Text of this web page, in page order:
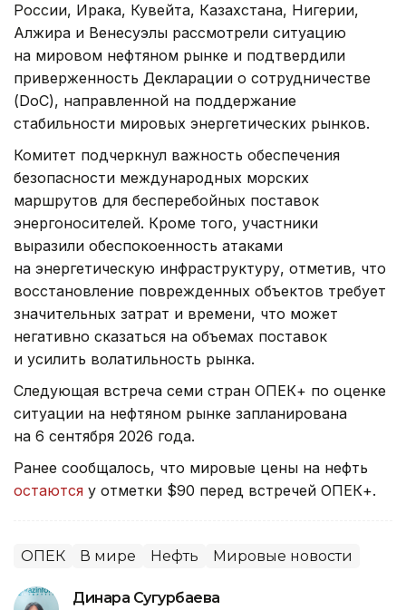
России, Ирака, Кувейта, Казахстана, Нигерии,
Алжира и Венесуэлы рассмотрели ситуацию
на мировом нефтяном рынке и подтвердили
приверженность Декларации о сотрудничестве
(DoC), направленной на поддержание
стабильности мировых энергетических рынков.
Комитет подчеркнул важность обеспечения
безопасности международных морских
маршрутов для бесперебойных поставок
энергоносителей. Кроме того, участники
выразили обеспокоенность атаками
на энергетическую инфраструктуру, отметив, что
восстановление поврежденных объектов требует
значительных затрат и времени, что может
негативно сказаться на объемах поставок
и усилить волатильность рынка.
Следующая встреча семи стран ОПЕК+ по оценке
ситуации на нефтяном рынке запланирована
на 6 сентября 2026 года.
Ранее сообщалось, что мировые цены на нефть
остаются у отметки $90 перед встречей ОПЕК+.
ОПЕК В мире Нефть Мировые новости
Динара Сугурбаева